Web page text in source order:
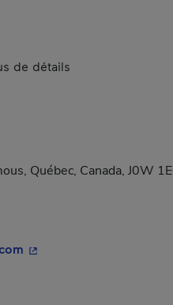
de détails
Québec, Canada, J0W
- Cet hyperlien s'ouvrira